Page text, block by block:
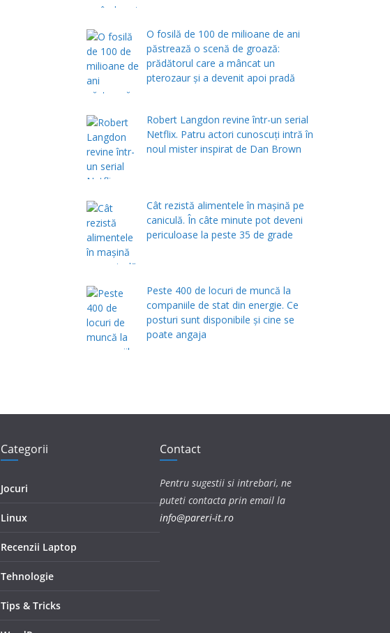
O fosilă de 100 de milioane de ani
păstrează o scenă de groază:
prădătorul care a mâncat un
pterozaur și a devenit apoi pradă
Robert Langdon revine într-un serial
Netflix. Patru actori cunoscuți intră în
noul mister inspirat de Dan Brown
Cât rezistă alimentele în mașină pe
caniculă. În câte minute pot deveni
periculoase la peste 35 de grade
Peste 400 de locuri de muncă la
companiile de stat din energie. Ce
posturi sunt disponibile și cine se
poate angaja
Categorii
Jocuri
Linux
Recenzii Laptop
Tehnologie
Tips & Tricks
Contact
Pentru sugestii si intrebari, ne
puteti contacta prin email la
info@pareri-it.ro